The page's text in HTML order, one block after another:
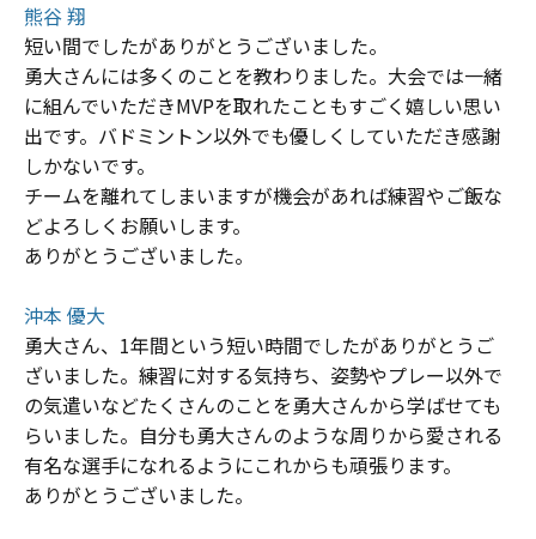
熊谷 翔
短い間でしたがありがとうございました。
勇大さんには多くのことを教わりました。大会では一緒
に組んでいただきMVPを取れたこともすごく嬉しい思い
出です。バドミントン以外でも優しくしていただき感謝
しかないです。
チームを離れてしまいますが機会があれば練習やご飯な
どよろしくお願いします。
ありがとうございました。
沖本 優大
勇大さん、1年間という短い時間でしたがありがとうご
ざいました。練習に対する気持ち、姿勢やプレー以外で
の気遣いなどたくさんのことを勇大さんから学ばせても
らいました。自分も勇大さんのような周りから愛される
有名な選手になれるようにこれからも頑張ります。
ありがとうございました。